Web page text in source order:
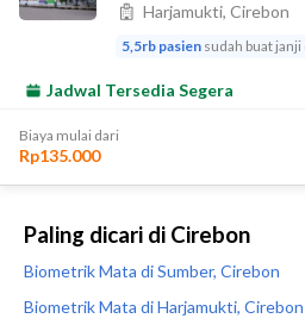
Paling dicari di Cirebon
Biometrik Mata di Sumber, Cirebon
Biometrik Mata di Harjamukti, Cirebon